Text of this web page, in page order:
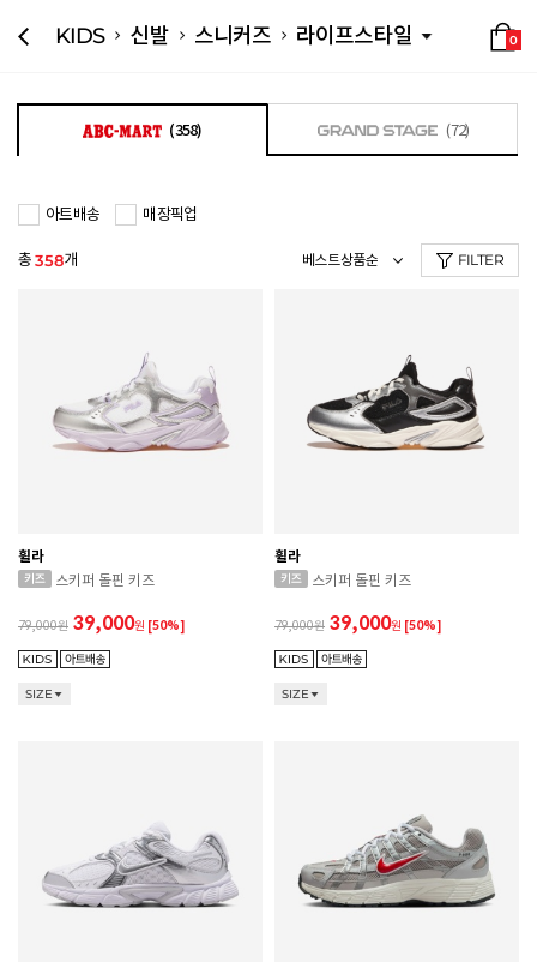
KIDS 신발 스니커즈 라이프스타일 0
(358) (72)
아트배송 매장픽업
총358개 FILTER
휠라
스키퍼 돌핀 키즈
79,000 39,000원 [50%]
SIZE
휠라
스키퍼 돌핀 키즈
79,000 39,000원 [50%]
SIZE